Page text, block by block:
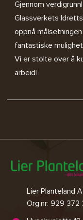
Gjennom
Glassverkets
oppnå
fantastiske
Vi er stolte over å
arbeid!
Lier Planteland
Org.nr: 929 372